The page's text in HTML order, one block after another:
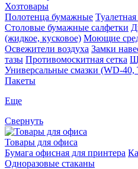
Хозтовары
Полотенца бумажные
Столовые бумажные салфетки
(жидкое, кусковое) Моющие
Освежители воздуха Замки
тазы Противомоскитная сетка
Универсальные смазки (WD-40,
Пакеты
Еще
Свернуть
Товары для офиса
Бумага офисная для принтера
Одноразовые стаканы